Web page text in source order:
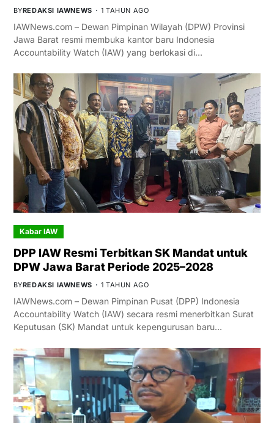
BYREDAKSI IAWNEWS 1 TAHUN AGO
IAWNews.com – Dewan Pimpinan Wilayah (DPW) Provinsi
Jawa Barat resmi membuka kantor baru Indonesia
Accountability Watch (IAW) yang berlokasi di…
Kabar IAW
DPP IAW Resmi Terbitkan SK Mandat untuk
DPW Jawa Barat Periode 2025–2028
BYREDAKSI IAWNEWS 1 TAHUN AGO
IAWNews.com – Dewan Pimpinan Pusat (DPP) Indonesia
Accountability Watch (IAW) secara resmi menerbitkan Surat
Keputusan (SK) Mandat untuk kepengurusan baru…